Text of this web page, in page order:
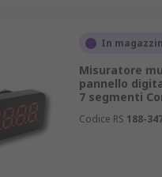
per una misura ancora
In
Misuratore
pannello
7 segmenti
Codice RS 188-